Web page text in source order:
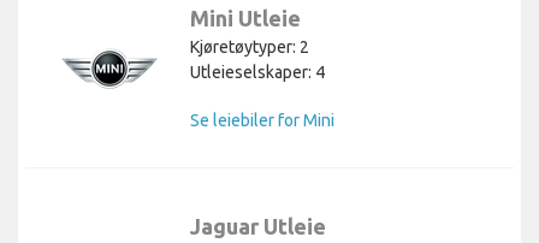
Mini Utleie
Kjøretøytyper: 2
Utleieselskaper: 4
Se leiebiler for Mini
Jaguar Utleie